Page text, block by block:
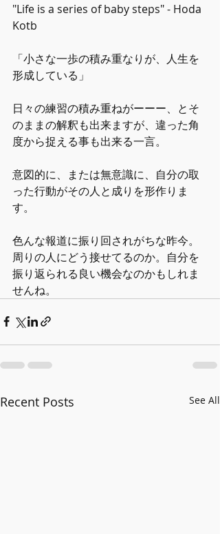
"Life is a series of baby steps" - Hoda
Kotb
「小さな一歩の積み重なりが、人生を
形成している」
日々の練習の積み重ねがーーー、とそ
のままの解釈も出来ますが、違った角
度から捉える事も出来る一言。
意図的に、または無意識に、自分の取
った行動がその人と成りを形作りま
す。
色んな報道に振り回されがちな昨今。
周りの人にどう接せてるのか。自分を
振り返られる良い機会なのかもしれま
せんね。
Recent Posts See All